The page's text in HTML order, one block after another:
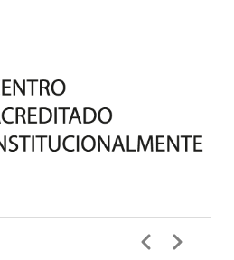
Paginación